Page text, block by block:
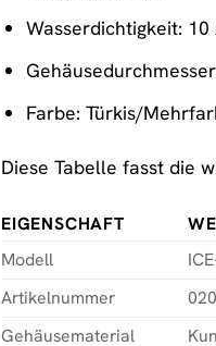
Wasserdichtigkeit: 10
Farbe: Türkis/
Diese Tabelle fasst die
EIGENSCHAFT
Modell
Artikelnummer
Gehäusematerial